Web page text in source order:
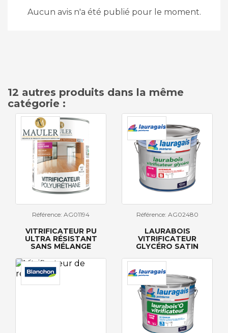
Aucun avis n'a été publié pour le moment.
12 autres produits dans la même
catégorie :
Référence: AG01194
VITRIFICATEUR PU
ULTRA RÉSISTANT
SANS MÉLANGE
Référence: AG02480
LAURABOIS
VITRIFICATEUR
GLYCÉRO SATIN